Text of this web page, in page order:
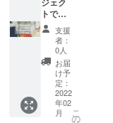
考欄に
その旨
をご記
入くだ
さい。
希望さ
れる
方、ま
たは②
本プロ
ジェク
トへの
寄付金
の「領
収書」
を2021
め、リ
ターン
の発送
は2022
年2～3
月頃と
なりま
す。
※①202
0年中に
ご支援
「年間
活動報
告書」
と「寄
付金受
領証明
書」を
発送い
たしま
す。
しなが
育英会
に寄付
し、大
切に使
用させ
ていた
だきま
す。 ご
支援者
トでい
ただき
ました
ご支援
は、病
気や災
害・自
死で親
を亡く
したり
支援
者：
0人
お届
け予
定：
2022
年02
月
こ
の